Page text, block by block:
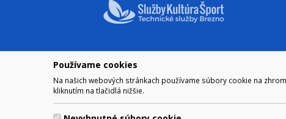
Používame cookies
Na našich webových stránkach používame súbory cookie na
kliknutím na tlačidlá nižšie.
NAVIGÁCIA
Mesto Brezno
Samospráva
Kultúra a šport
Pre